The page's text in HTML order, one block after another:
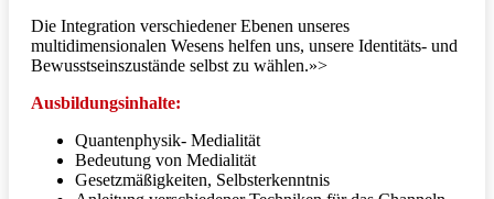
Die Integration verschiedener Ebenen unseres
multidimensionalen Wesens helfen uns, unsere Identitäts- und
Bewusstseinszustände selbst zu wählen.»>
Ausbildungsinhalte:
Quantenphysik- Medialität
Bedeutung von Medialität
Gesetzmäßigkeiten, Selbsterkenntnis